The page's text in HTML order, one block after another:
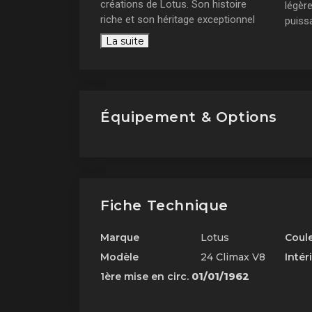
créations de Lotus. Son histoire
riche et son héritage exceptionnel
en font un modèle de référence
dans le monde de la course
La suite
Équipement & Options
Fiche Technique
Marque
Lotus
Modèle
24 Climax V8
1ère mise en circ. 01/01/1962